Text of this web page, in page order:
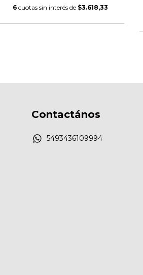
6 cuotas sin interés de $3.618,33
Contactános
5493436109994